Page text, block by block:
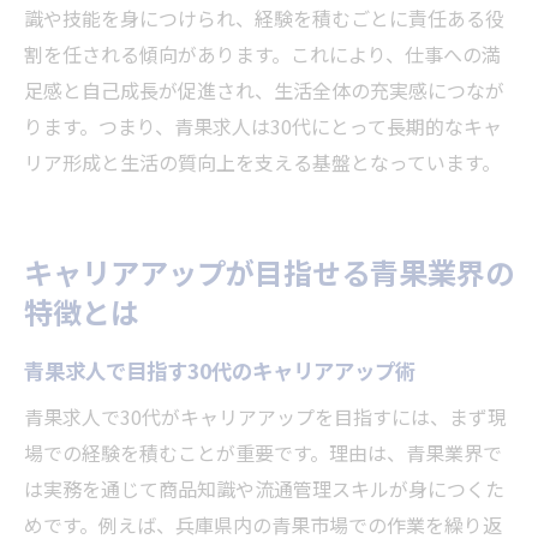
識や技能を身につけられ、経験を積むごとに責任ある役
割を任される傾向があります。これにより、仕事への満
足感と自己成長が促進され、生活全体の充実感につなが
ります。つまり、青果求人は30代にとって長期的なキャ
リア形成と生活の質向上を支える基盤となっています。
キャリアアップが目指せる青果業界の
特徴とは
青果求人で目指す30代のキャリアアップ術
青果求人で30代がキャリアアップを目指すには、まず現
場での経験を積むことが重要です。理由は、青果業界で
は実務を通じて商品知識や流通管理スキルが身につくた
めです。例えば、兵庫県内の青果市場での作業を繰り返